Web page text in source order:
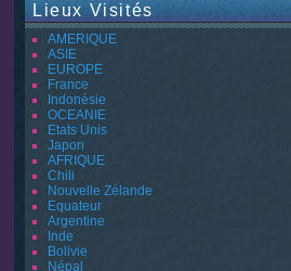
Lieux Visités
AMERIQUE
ASIE
EUROPE
France
Indonésie
OCEANIE
Etats Unis
Japon
AFRIQUE
Chili
Nouvelle Zélande
Equateur
Argentine
Inde
Bolivie
Népal